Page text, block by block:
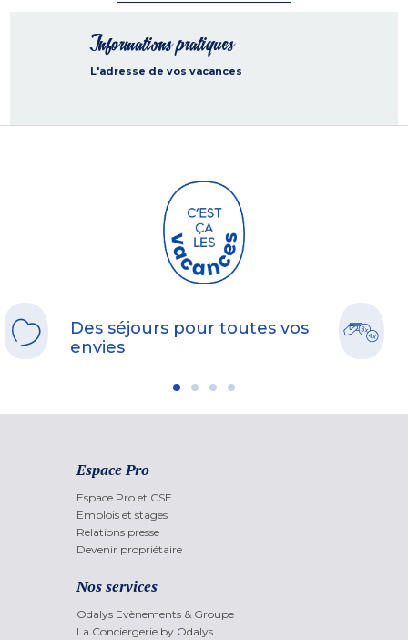
Informations pratiques
L'adresse de vos vacances
Des séjours pour toutes vos
envies
Espace Pro
Espace Pro et CSE
Emplois et stages
Relations presse
Devenir propriétaire
Nos services
Odalys Evènements & Groupe
La Conciergerie by Odalys